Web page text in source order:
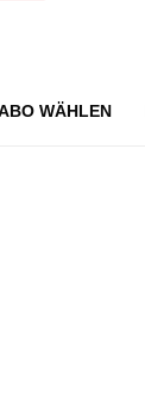
WÄHLEN